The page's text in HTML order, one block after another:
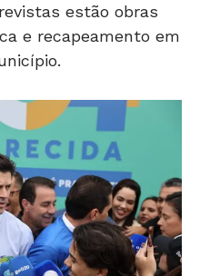
estão obras
e recapeamento em